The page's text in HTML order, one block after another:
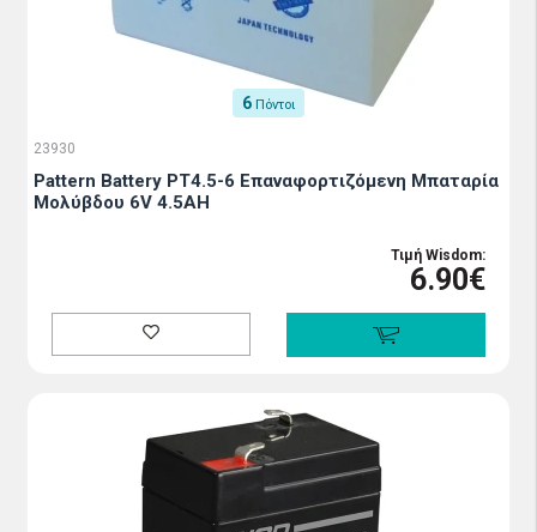
6 Πόντοι
23930
Pattern Battery PT4.5-6 Επαναφορτιζόμενη Μπαταρία
Μολύβδου 6V 4.5AH
Τιμή Wisdom:
6.90€